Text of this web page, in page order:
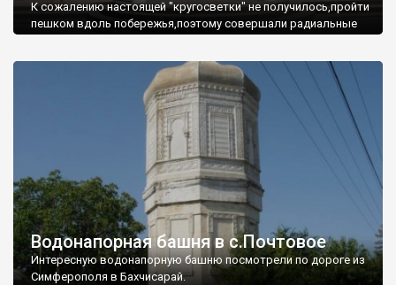
К сожалению настоящей "кругосветки" не получилось,пройти
пешком вдоль побережья,поэтому совершали радиальные
Водонапорная башня в с.Почтовое
Интересную водонапорную башню посмотрели по дороге из
Симферополя в Бахчисарай.